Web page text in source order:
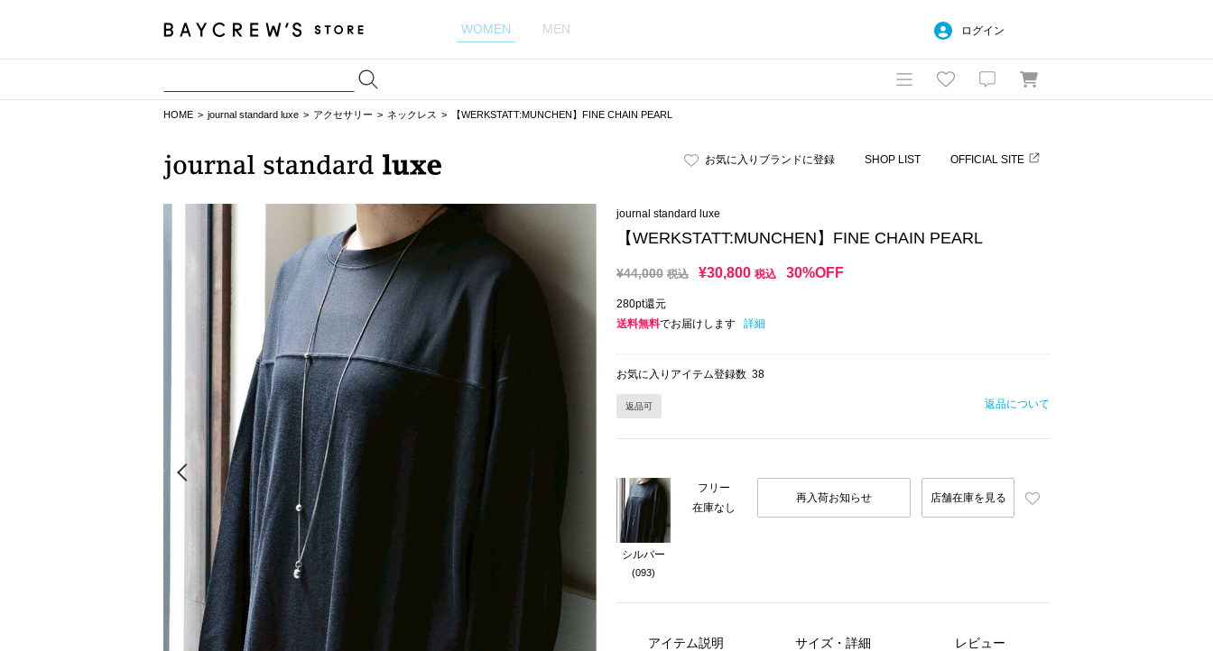
WOMEN MEN ログイン
HOME journal standard luxe アクセサリー ネックレス 【WERKSTATT:MUNCHEN】FINE CHAIN PEARL
お気に入りブランドに登録 SHOP LIST OFFICIAL SITE
journal standard luxe
【WERKSTATT:MUNCHEN】FINE CHAIN PEARL
¥44,000 税込 ¥30,800 税込 30%OFF
280pt還元
送料無料でお届けします 詳細
お気に入りアイテム登録数 38
返品可 返品について
シルバー
(093)
フリー
在庫なし
再入荷お知らせ 店舗在庫を見る
アイテム説明 サイズ・詳細 レビュー